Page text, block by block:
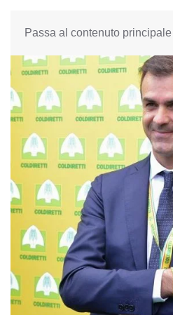
Passa al contenuto principale